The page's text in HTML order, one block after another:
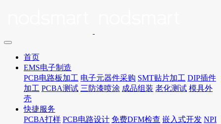
首页
EMS电子制造
PCB电路板加工 电子元器件采购 SMT贴片加工 DIP插件
加工 PCBA测试 三防漆喷涂 成品组装 老化测试 模具外
壳
快捷服务
PCBA打样 PCB电路设计 免费DFM检查 嵌入式开发 NPI